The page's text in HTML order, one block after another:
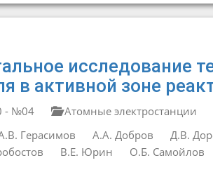
исследование
в активной зоне
- №04
Атомные электростанции
Герасимов А.А. Добров Д.В.
В.Е. Юрин О.Б. Самойлов